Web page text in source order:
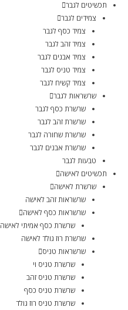
תכשיטים לגבר
צמידים לגבר
צמיד כסף לגבר
צמיד זהב לגבר
צמיד אבנים לגבר
צמיד טניס לגבר
צמיד קשיח לגבר
שרשראות לגבר
שרשרת כסף לגבר
שרשרת זהב לגבר
שרשרת שחורה לגבר
שרשרת אבנים לגבר
טבעות לגבר
תכשיטים לאישה
שרשרת לאישה
שרשראות זהב לאישה
שרשראות כסף לאישה
שרשרת כסף אמיתי לאישה
שרשרת רוז גולד לאישה
שרשראות טניס
שרשרת טניס וי
שרשרת טניס זהב
שרשרת טניס כסף
שרשרת טניס רוז גולד